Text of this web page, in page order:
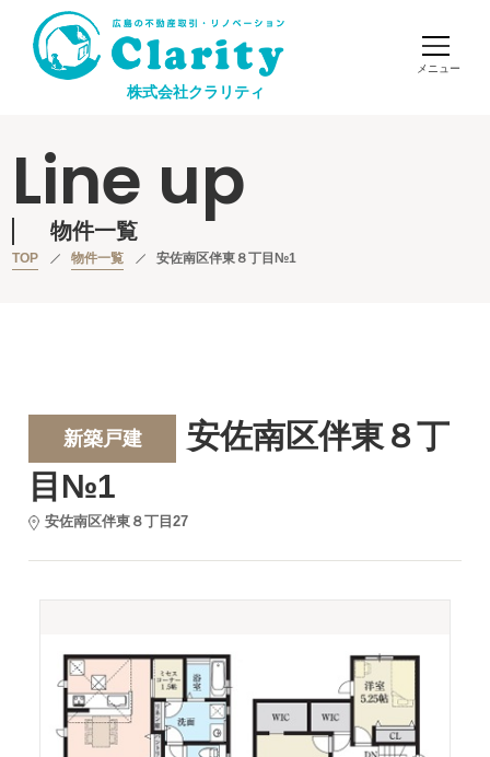
株式会社クラリティ
Line up
物件一覧
TOP 物件一覧 安佐南区伴東８丁目№1
新築戸建
安佐南区伴東８丁
目№1
安佐南区伴東８丁目27